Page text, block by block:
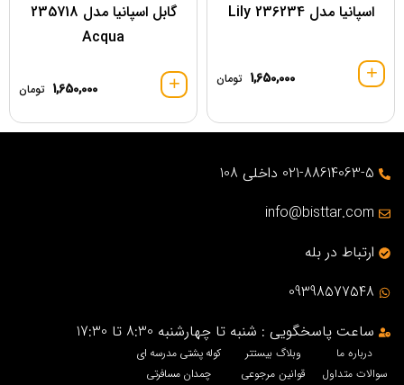
اسپانیا مدل 236234 Lily
1,650,000 تومان
گابل اسپانیا مدل 235718
Acqua
1,650,000 تومان
021-88614063-5 داخلی 108
info@bisttar.com
ارتباط در بله
09398577548
ساعت پاسخگویی : شنبه تا چهارشنبه 8:30 تا 17:30
درباره ما
سوالات متداول
وبلاگ بیستتر
قوانین مرجوعی
کوله پشتی مدرسه ای
چمدان مسافرتی